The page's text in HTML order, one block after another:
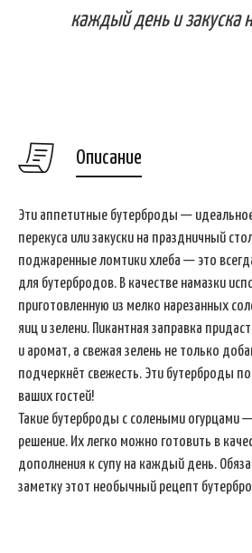
каждый день и закуска
Описание
Эти аппетитные бутерброды —
перекуса или закуски на праздничный
поджаренные ломтики хлеба — это
для бутербродов. В качестве намазки
приготовленную из мелко нарезанных
яиц и зелени. Пикантная заправка
и аромат, а свежая зелень не только
подчеркнёт свежесть. Эти бутерброды
ваших гостей!
Такие бутерброды с солеными огурцами
решение. Их легко можно готовить в
дополнения к супу на каждый день.
заметку этот необычный рецепт